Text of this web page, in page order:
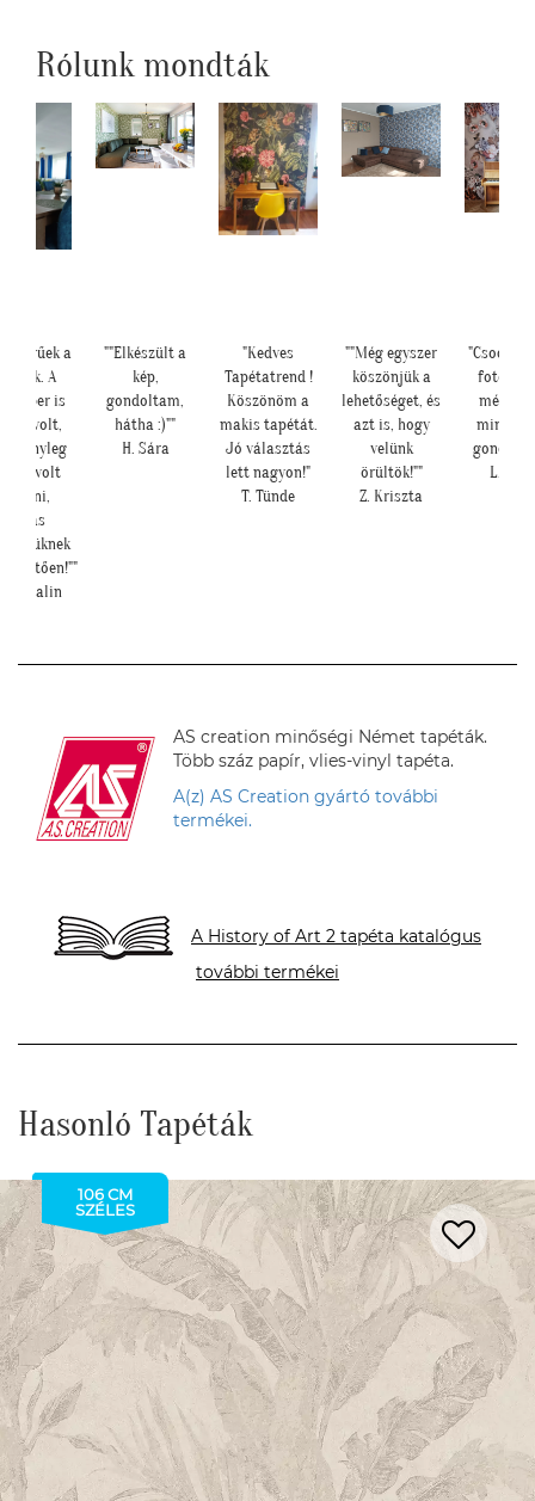
Rólunk mondták
a
A
is
volt,
tényleg
volt
magas
Katalin
""Elkészült a
kép,
gondoltam,
hátha :)""
H. Sára
"Kedves
Tapétatrend !
Köszönöm a
makis tapétát.
Jó választás
lett nagyon!"
T. Tünde
""Még egyszer
köszönjük a
lehetőséget, és
azt is, hogy
velünk
örültök!""
Z. Kriszta
még
mint
L.
AS creation minőségi Német tapéták.
Több száz papír, vlies-vinyl tapéta.
A(z) AS Creation gyártó további
termékei.
A History of Art 2 tapéta katalógus
további termékei
Hasonló Tapéták
106 CM
SZÉLES